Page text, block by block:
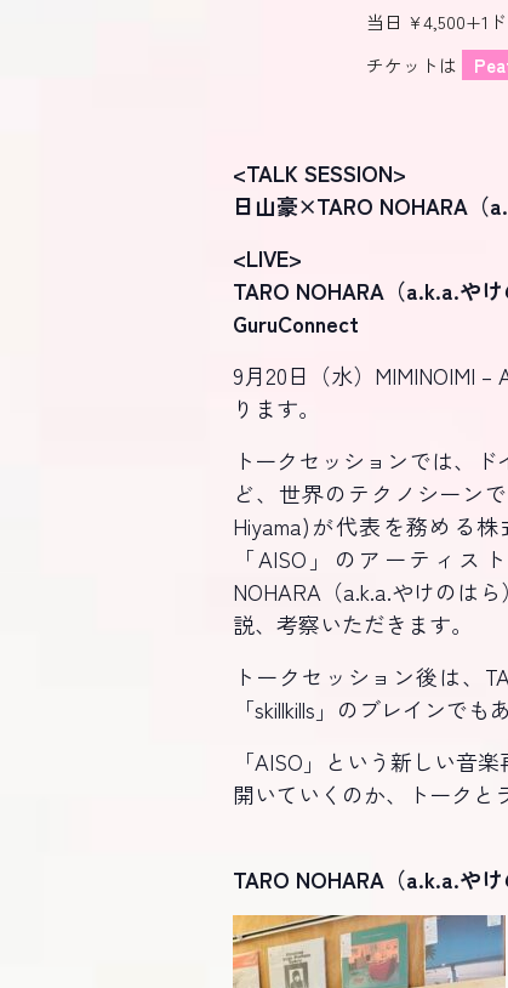
当日 ¥4,500+1
チケットは
<TALK SESSION>
日山豪×TARO NOHARA（
<LIVE>
TARO NOHARA（a.k.a.やけ
GuruConnect
9月20日（水）MIMINOIMI
ります。
トークセッションでは、
ど、世界のテクノシーン
Hiyama)が代表を務める
「AISO」のアーティ
NOHARA（a.k.a.やけのは
説、考察いただきます。
トークセッション後は、
「skillkills」のブレインで
「AISO」という新しい音
開いていくのか、トークと
TARO NOHARA（a.k.a.やけ